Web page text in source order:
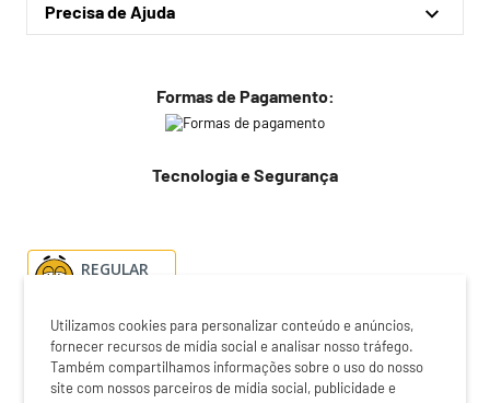
Utilizamos cookies para personalizar conteúdo e anúncios,
fornecer recursos de mídia social e analisar nosso tráfego.
Também compartilhamos informações sobre o uso do nosso
site com nossos parceiros de mídia social, publicidade e
Lojas físicas
Precisa de Ajuda
Formas de Pagamento:
Tecnologia e Segurança
REGULAR
O preço exibido no checkout é o valor válido para a compra do
produto. Certifique-se de revisar cuidadosamente antes de